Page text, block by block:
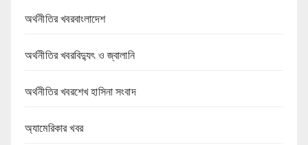
অর্থনীতির খবরবাংলাদেশ
অর্থনীতির খবরবিদ্যুৎ ও জ্বালানি
অর্থনীতির খবরশেখ হাসিনা সংবাদ
অ্যামেরিকার খবর